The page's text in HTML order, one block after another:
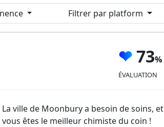
Filtrer par platform
73
ÉVALUATION
La ville de Moonbury a besoin de soins, et
vous êtes le meilleur chimiste du coin !